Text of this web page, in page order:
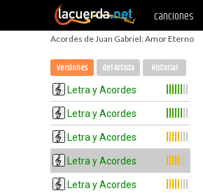
canciones
Acordes de Juan Gabriel: Amor Eterno
Versiones del Artista Historial
Letra y Acordes
Letra y Acordes
Letra y Acordes
Letra y Acordes
Letra y Acordes